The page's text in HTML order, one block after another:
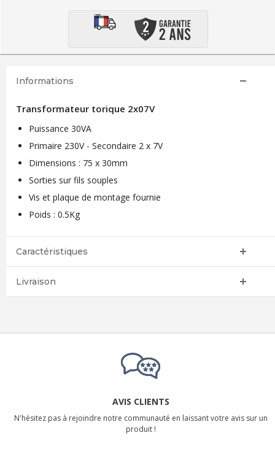
Informations
Transformateur torique 2x07V
Puissance 30VA
Primaire 230V - Secondaire 2 x 7V
Dimensions : 75 x 30mm
Sorties sur fils souples
Vis et plaque de montage fournie
Poids : 0.5Kg
Caractéristiques
Livraison
AVIS CLIENTS
N'hésitez pas à rejoindre notre communauté en laissant votre avis sur un
produit !